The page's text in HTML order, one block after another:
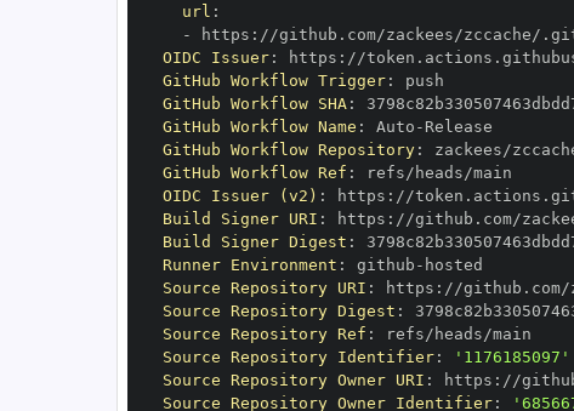
url :
-
https : //github.com/zackees/zccache/
OIDC Issuer: https :
GitHub Workflow Trigger:
GitHub Workflow SHA:
GitHub Workflow Name : Auto -
GitHub Workflow Repository:
GitHub Workflow Ref :
OIDC Issuer (v2) : https :
Build Signer URI : https : //github.com/
Build Signer Digest :
Runner Environment : github -
Source Repository URI : https :
Source Repository Digest :
Source Repository Ref :
Source Repository Identifier:
'1176185097'
Source Repository Owner URI : https :
Source Repository Owner Identifier: